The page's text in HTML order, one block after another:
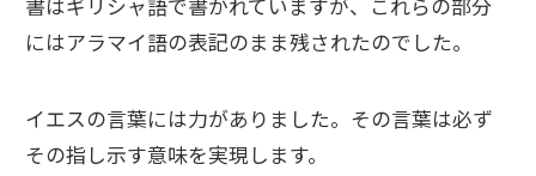
書はギリシャ語で書かれていますが、これらの部分
にはアラマイ語の表記のまま残されたのでした。
イエスの言葉には力がありました。その言葉は必ず
その指し示す意味を実現します。